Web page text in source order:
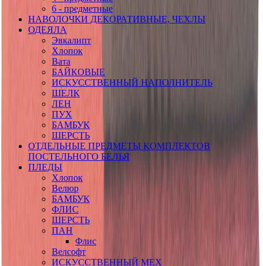
6 - предметные
НАВОЛОЧКИ ДЕКОРАТИВНЫЕ, ЧЕХЛЫ
ОДЕЯЛА
Эвкалипт
Хлопок
Вата
БАЙКОВЫЕ
ИСКУССТВЕННЫЙ НАПОЛНИТЕЛЬ
ШЕЛК
ЛЕН
ПУХ
БАМБУК
ШЕРСТЬ
ОТДЕЛЬНЫЕ ПРЕДМЕТЫ КОМПЛЕКТОВ
ПОСТЕЛЬНОГО БЕЛЬЯ
ПЛЕДЫ
Хлопок
Велюр
БАМБУК
ФЛИС
ШЕРСТЬ
ПАН
Флис
Велсофт
ИСКУССТВЕННЫЙ МЕХ